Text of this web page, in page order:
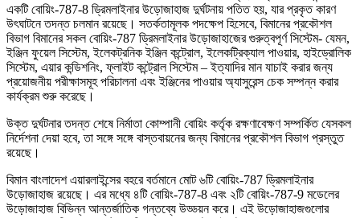
একটি বোয়িং-787-8 ড্রিমলাইনার উড়োজাহাজ দুর্ঘটনায় পতিত হয়, যার প্রকৃত কারণ
উৎঘাটনে তদন্ত চলমান রয়েছে। সতর্কতামূলক পদক্ষেপ হিসেবে, বিমানের প্রকৌশল
বিভাগ বিমানের সকল বোয়িং-787 ড্রিমলাইনার উড়োজাহাজের গুরুত্বপূর্ণ সিস্টেম- যেমন,
ইঞ্জিন ফুয়েল সিস্টেম, ইলেকট্রনিক ইঞ্জিন কন্ট্রোল, ইলেকট্রিক্যাল পাওয়ার, হাইড্রোলিক
সিস্টেম, এয়ার কন্ডিশনিং, ফ্লাইট কন্ট্রোল সিস্টেম – ইত্যাদির মান যাচাই করার জন্য
প্রয়োজনীয় পরীক্ষাসমূহ পরিচালনা এবং ইঞ্জিনের পাওয়ার অ্যাসুরেন্স চেক সম্পন্ন করার
কার্যক্রম শুরু করেছে।
উক্ত দুর্ঘটনার তদন্ত শেষে নির্মাতা কোম্পানী বোয়িং কর্তৃক রক্ষণাবেক্ষণ সম্পর্কিত যেসকল
নির্দেশনা দেয়া হবে, তা সঙ্গে সঙ্গে বাস্তবায়নের জন্য বিমানের প্রকৌশল বিভাগ প্রস্তুত
রয়েছে।
বিমান বাংলাদেশ এয়ারলাইন্সের বহরে বর্তমানে মোট ৬টি বোয়িং-787 ড্রিমলাইনার
উড়োজাহাজ রয়েছে। এর মধ্যে ৪টি বোয়িং-787-8 এবং ২টি বোয়িং-787-9 মডেলের
উড়োজাহাজ বিভিন্ন আন্তর্জাতিক গন্তব্যে উড্ডয়ন করে। এই উড়োজাহাজগুলোর